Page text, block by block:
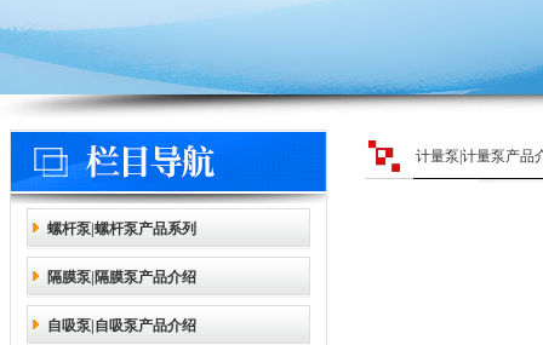
螺杆泵|螺杆泵产品系列
隔膜泵|隔膜泵产品介绍
自吸泵|自吸泵产品介绍
计量泵|计量泵产品